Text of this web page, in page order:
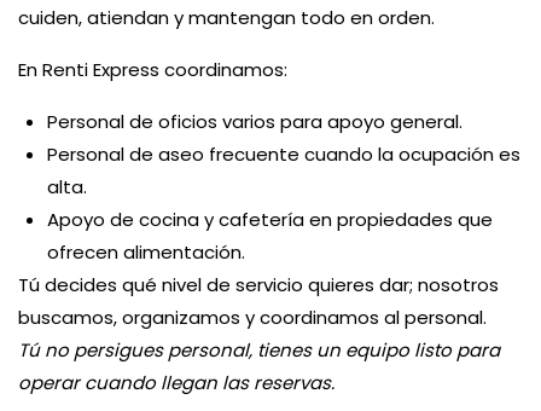
cuiden, atiendan y mantengan todo en orden.
En Renti Express coordinamos:
Personal de oficios varios para apoyo general.
Personal de aseo frecuente cuando la ocupación es
alta.
Apoyo de cocina y cafetería en propiedades que
ofrecen alimentación.
Tú decides qué nivel de servicio quieres dar; nosotros
buscamos, organizamos y coordinamos al personal.
Tú no persigues personal, tienes un equipo listo para
operar cuando llegan las reservas.